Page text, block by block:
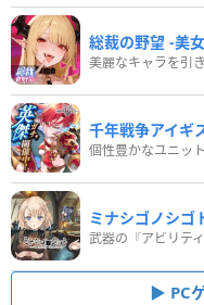
総裁の野望 -美
美麗なキャラを引
千年戦争アイギ
個性豊かなユニッ
ミナシゴノシゴ
PC